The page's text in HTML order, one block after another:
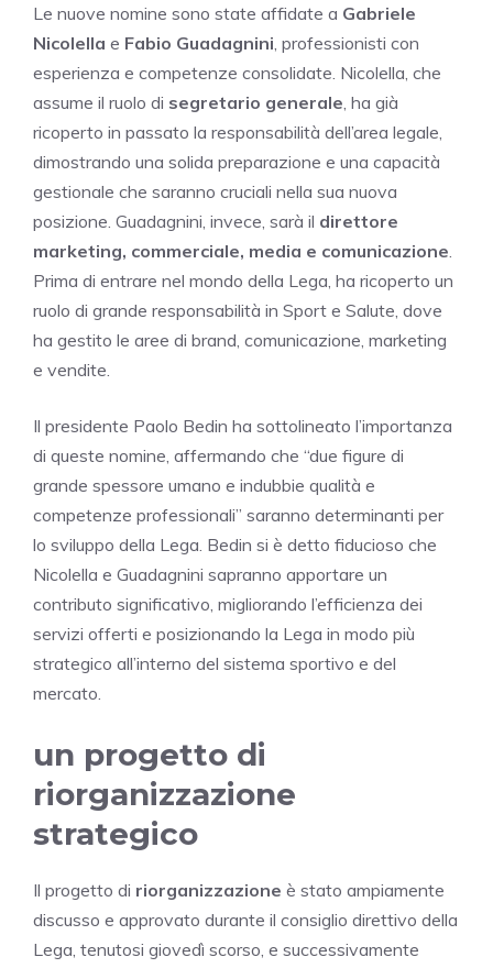
Le nuove nomine sono state affidate a Gabriele
Nicolella e Fabio Guadagnini , professionisti con
esperienza e competenze consolidate. Nicolella, che
assume il ruolo di segretario generale , ha già
ricoperto in passato la responsabilità dell’area legale,
dimostrando una solida preparazione e una capacità
gestionale che saranno cruciali nella sua nuova
posizione. Guadagnini, invece, sarà il direttore
marketing, commerciale, media e comunicazione
Prima di entrare nel mondo della Lega, ha ricoperto un
ruolo di grande responsabilità in Sport e Salute, dove
ha gestito le aree di brand, comunicazione, marketing
e vendite.
Il presidente Paolo Bedin ha sottolineato l’importanza
di queste nomine, affermando che “due figure di
grande spessore umano e indubbie qualità e
competenze professionali” saranno determinanti per
lo sviluppo della Lega. Bedin si è detto fiducioso che
Nicolella e Guadagnini sapranno apportare un
contributo significativo, migliorando l’efficienza dei
servizi offerti e posizionando la Lega in modo più
strategico all’interno del sistema sportivo e del
mercato.
un progetto di
riorganizzazione
strategico
Il progetto di riorganizzazione è stato ampiamente
discusso e approvato durante il consiglio direttivo della
Lega, tenutosi giovedì scorso, e successivamente